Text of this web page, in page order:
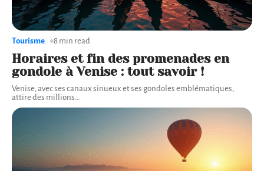
Horaires et fin des promenades en
gondole à Venise : tout savoir !
Venise, avec ses canaux sinueux et ses gondoles emblématiques,
attire des millions…
Tourisme 8 min read